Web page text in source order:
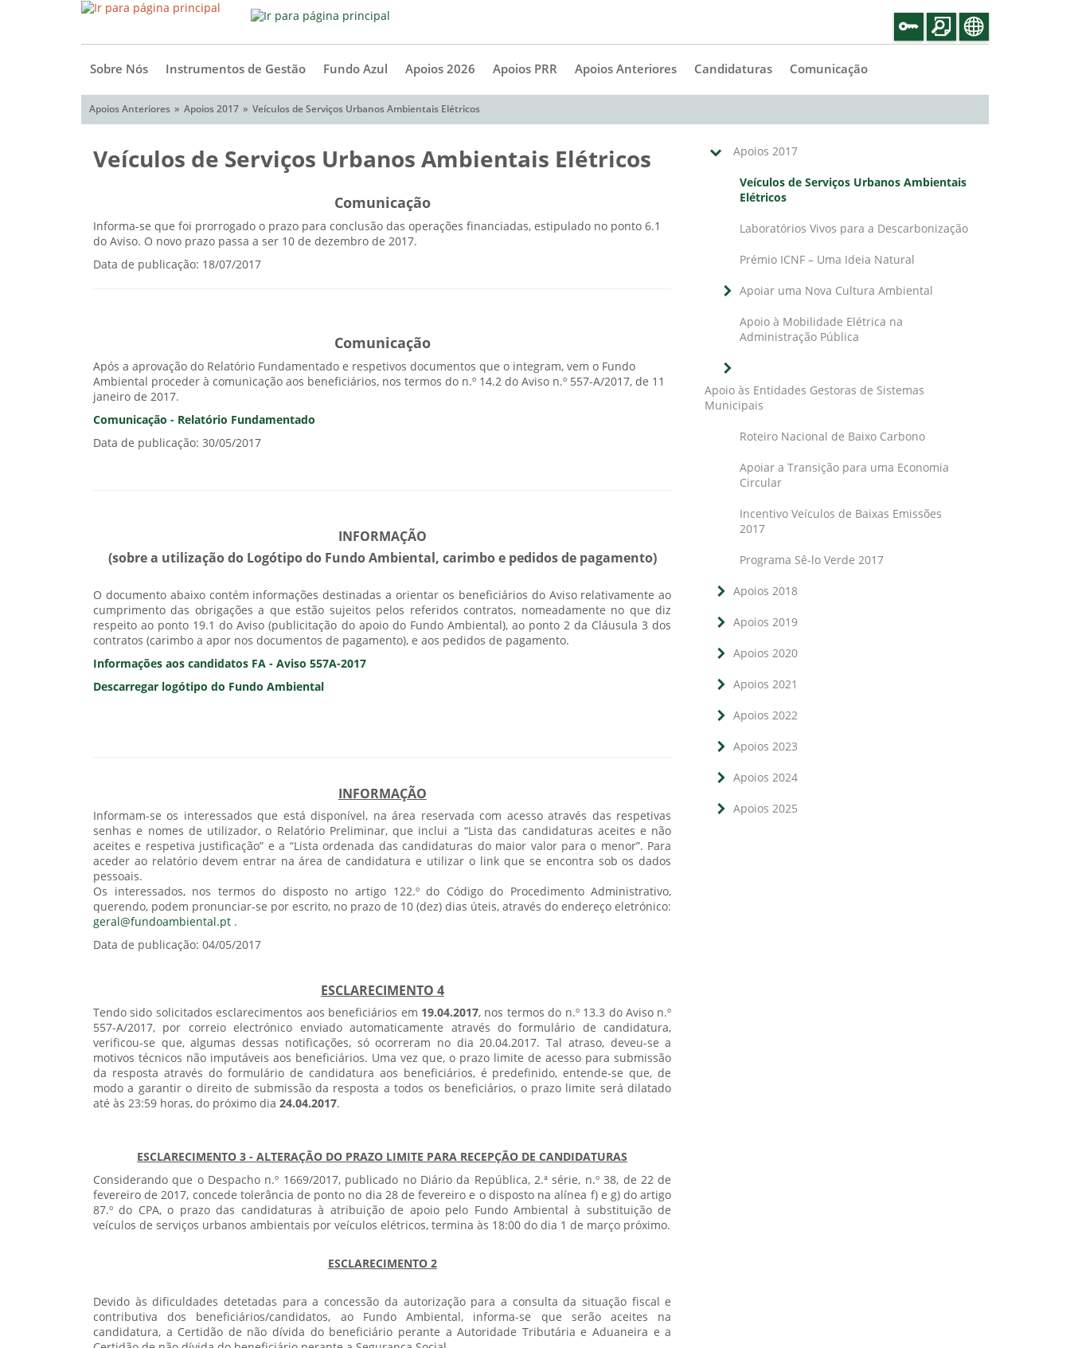
Sobre Nós Instrumentos de Gestão Fundo Azul Apoios 2026 Apoios PRR Apoios Anteriores Candidaturas Comunicação
Apoios Anteriores Apoios 2017 Veículos de Serviços Urbanos Ambientais Elétricos
Veículos de Serviços Urbanos Ambientais Elétricos
Comunicação
Informa-se que foi prorrogado o prazo para conclusão das operações financiadas, estipulado no ponto 6.1
do Aviso. O novo prazo passa a ser 10 de dezembro de 2017.
Data de publicação: 18/07/2017
Comunicação
Após a aprovação do Relatório Fundamentado e respetivos documentos que o integram, vem o Fundo
Ambiental proceder à comunicação aos beneficiários, nos termos do n.º 14.2 do Aviso n.º 557-A/2017, de 11
janeiro de 2017.
Comunicação - Relatório Fundamentado
Data de publicação: 30/05/2017
INFORMAÇÃO
(sobre a utilização do Logótipo do Fundo Ambiental, carimbo e pedidos de pagamento)
O documento abaixo contém informações destinadas a orientar os beneficiários do Aviso relativamente ao
cumprimento das obrigações a que estão sujeitos pelos referidos contratos, nomeadamente no que diz
respeito ao ponto 19.1 do Aviso (publicitação do apoio do Fundo Ambiental), ao ponto 2 da Cláusula 3 dos
contratos (carimbo a apor nos documentos de pagamento), e aos pedidos de pagamento.
Informações aos candidatos FA - Aviso 557A-2017
Descarregar logótipo do Fundo Ambiental
INFORMAÇÃO
Informam-se os interessados que está disponível, na área reservada com acesso através das respetivas
senhas e nomes de utilizador, o Relatório Preliminar, que inclui a “Lista das candidaturas aceites e não
aceites e respetiva justificação” e a “Lista ordenada das candidaturas do maior valor para o menor”. Para
aceder ao relatório devem entrar na área de candidatura e utilizar o link que se encontra sob os dados
pessoais.
Os interessados, nos termos do disposto no artigo 122.º do Código do Procedimento Administrativo,
querendo, podem pronunciar-se por escrito, no prazo de 10 (dez) dias úteis, através do endereço eletrónico:
geral@fundoambiental.pt .
Data de publicação: 04/05/2017
ESCLARECIMENTO 4
Tendo sido solicitados esclarecimentos aos beneficiários em 19.04.2017, nos termos do n.º 13.3 do Aviso n.º
557-A/2017, por correio electrónico enviado automaticamente através do formulário de candidatura,
verificou-se que, algumas dessas notificações, só ocorreram no dia 20.04.2017. Tal atraso, deveu-se a
motivos técnicos não imputáveis aos beneficiários. Uma vez que, o prazo limite de acesso para submissão
da resposta através do formulário de candidatura aos beneficiários, é predefinido, entende-se que, de
modo a garantir o direito de submissão da resposta a todos os beneficiários, o prazo limite será dilatado
até às 23:59 horas, do próximo dia 24.04.2017.
ESCLARECIMENTO 3 - ALTERAÇÃO DO PRAZO LIMITE PARA RECEPÇÃO DE CANDIDATURAS
Considerando que o Despacho n.º 1669/2017, publicado no Diário da República, 2.ª série, n.º 38, de 22 de
fevereiro de 2017, concede tolerância de ponto no dia 28 de fevereiro e o disposto na alínea f) e g) do artigo
87.º do CPA, o prazo das candidaturas à atribuição de apoio pelo Fundo Ambiental à substituição de
veículos de serviços urbanos ambientais por veículos elétricos, termina às 18:00 do dia 1 de março próximo.
ESCLARECIMENTO 2
Devido às dificuldades detetadas para a concessão da autorização para a consulta da situação fiscal e
contributiva dos beneficiários/candidatos, ao Fundo Ambiental, informa-se que serão aceites na
candidatura, a Certidão de não dívida do beneficiário perante a Autoridade Tributária e Aduaneira e a
Apoios 2017
Veículos de Serviços Urbanos Ambientais
Elétricos
Laboratórios Vivos para a Descarbonização
Prémio ICNF – Uma Ideia Natural
Apoiar uma Nova Cultura Ambiental
Apoio à Mobilidade Elétrica na
Administração Pública
Apoio às Entidades Gestoras de Sistemas
Municipais
Roteiro Nacional de Baixo Carbono
Apoiar a Transição para uma Economia
Circular
Incentivo Veículos de Baixas Emissões
2017
Programa Sê-lo Verde 2017
Apoios 2018
Apoios 2019
Apoios 2020
Apoios 2021
Apoios 2022
Apoios 2023
Apoios 2024
Apoios 2025